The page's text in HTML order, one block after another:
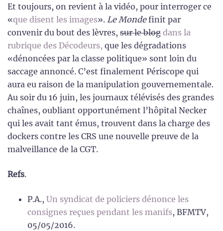
Et toujours, on revient à la vidéo, pour interroger ce
«que disent les images». Le Mondefinit par
convenir du bout des lèvres, sur le blog dans la
rubrique des Décodeurs, que les dégradations
«dénoncées par la classe politique» sont loin du
saccage annoncé. C’est finalement Périscope qui
aura eu raison de la manipulation gouvernementale.
Au soir du 16 juin, les journaux télévisés des grandes
chaînes, oubliant opportunément l’hôpital Necker
qui les avait tant émus, trouvent dans la charge des
dockers contre les CRS une nouvelle preuve de la
malveillance de la CGT.
Refs.
P.A., Un syndicat de policiers dénonce les
consignes reçues pendant les manifs, BFMTV,
05/05/2016.